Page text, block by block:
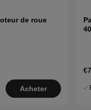
de roue
Acheter